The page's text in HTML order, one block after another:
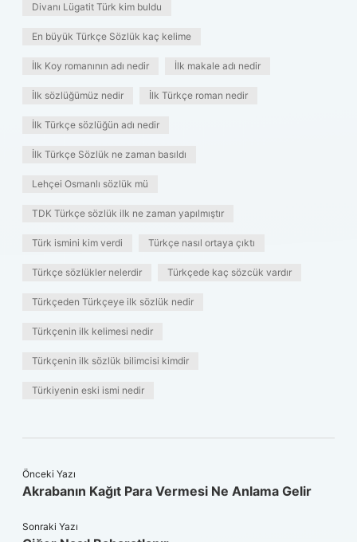
Divanı Lügatit Türk kim buldu
En büyük Türkçe Sözlük kaç kelime
İlk Koy romanının adı nedir İlk makale adı nedir
İlk sözlüğümüz nedir İlk Türkçe roman nedir
İlk Türkçe sözlüğün adı nedir
İlk Türkçe Sözlük ne zaman basıldı
Lehçei Osmanlı sözlük mü
TDK Türkçe sözlük ilk ne zaman yapılmıştır
Türk ismini kim verdi Türkçe nasıl ortaya çıktı
Türkçe sözlükler nelerdir Türkçede kaç sözcük vardır
Türkçeden Türkçeye ilk sözlük nedir
Türkçenin ilk kelimesi nedir
Türkçenin ilk sözlük bilimcisi kimdir
Türkiyenin eski ismi nedir
Önceki Yazı
Akrabanın Kağıt Para Vermesi Ne Anlama Gelir
Sonraki Yazı